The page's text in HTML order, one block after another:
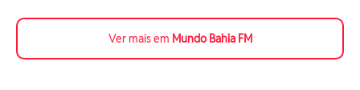
Ver mais em Mundo Bahia FM